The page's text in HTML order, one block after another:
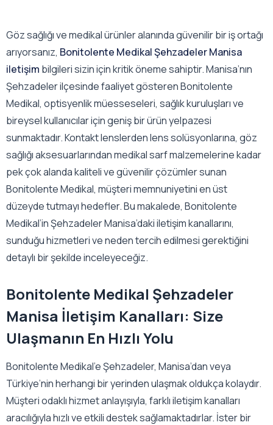
Göz sağlığı ve medikal ürünler alanında güvenilir bir iş ortağı
arıyorsanız, Bonitolente Medikal Şehzadeler Manisa
iletişim bilgileri sizin için kritik öneme sahiptir. Manisa’nın
Şehzadeler ilçesinde faaliyet gösteren Bonitolente
Medikal, optisyenlik müesseseleri, sağlık kuruluşları ve
bireysel kullanıcılar için geniş bir ürün yelpazesi
sunmaktadır. Kontakt lenslerden lens solüsyonlarına, göz
sağlığı aksesuarlarından medikal sarf malzemelerine kadar
pek çok alanda kaliteli ve güvenilir çözümler sunan
Bonitolente Medikal, müşteri memnuniyetini en üst
düzeyde tutmayı hedefler. Bu makalede, Bonitolente
Medikal’in Şehzadeler Manisa’daki iletişim kanallarını,
sunduğu hizmetleri ve neden tercih edilmesi gerektiğini
detaylı bir şekilde inceleyeceğiz.
Bonitolente Medikal Şehzadeler
Manisa İletişim Kanalları: Size
Ulaşmanın En Hızlı Yolu
Bonitolente Medikal’e Şehzadeler, Manisa’dan veya
Türkiye’nin herhangi bir yerinden ulaşmak oldukça kolaydır.
Müşteri odaklı hizmet anlayışıyla, farklı iletişim kanalları
aracılığıyla hızlı ve etkili destek sağlamaktadırlar. İster bir